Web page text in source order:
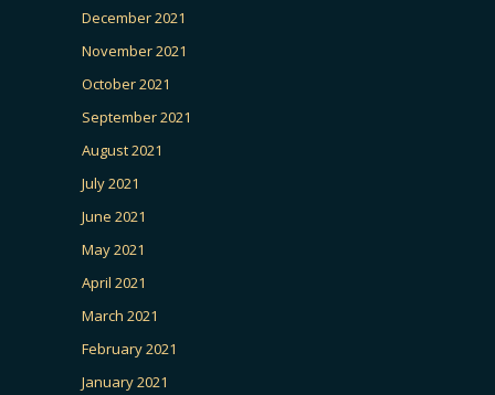
December 2021
November 2021
October 2021
September 2021
August 2021
July 2021
June 2021
May 2021
April 2021
March 2021
February 2021
January 2021